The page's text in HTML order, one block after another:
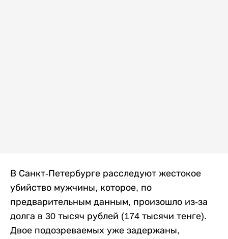
В Санкт-Петербурге расследуют жестокое
убийство мужчины, которое, по
предварительным данным, произошло из-за
долга в 30 тысяч рублей (174 тысячи тенге).
Двое подозреваемых уже задержаны,